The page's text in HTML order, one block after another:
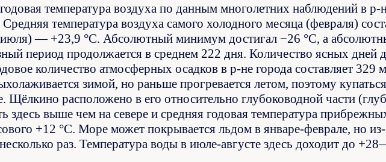
температура воздуха по данным многолетних наблюдений в р-
температура воздуха самого холодного месяца (февраля)
— +23,9 °C. Абсолютный минимум достигал −26 °C, а
период продолжается в среднем 222 дня. Количество ясных дней
количество атмосферных осадков в р-не города составляет 329
зимой, но раньше прогревается летом, поэтому
Щёлкино расположено в его относительно глубоководной части
здесь выше чем на севере и средняя годовая температура
+12 °C. Море может покрывается льдом в январе-феврале, но из-
несколько раз. Температура воды в июле-августе здесь доходит до